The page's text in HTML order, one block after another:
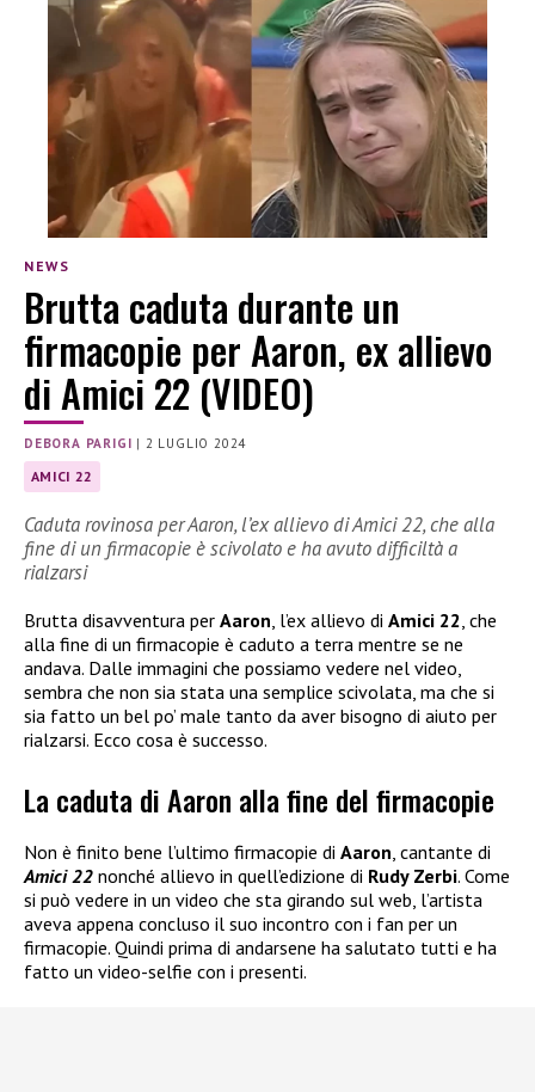
NEWS
Brutta caduta durante un
firmacopie per Aaron, ex allievo
di Amici 22 (VIDEO)
DEBORA PARIGI | 2 LUGLIO 2024
AMICI 22
Caduta rovinosa per Aaron, l’ex allievo di Amici 22, che alla
fine di un firmacopie è scivolato e ha avuto difficiltà a
rialzarsi
Brutta disavventura per Aaron, l’ex allievo di Amici 22, che
alla fine di un firmacopie è caduto a terra mentre se ne
andava. Dalle immagini che possiamo vedere nel video,
sembra che non sia stata una semplice scivolata, ma che si
sia fatto un bel po’ male tanto da aver bisogno di aiuto per
rialzarsi. Ecco cosa è successo.
La caduta di Aaron alla fine del firmacopie
Non è finito bene l’ultimo firmacopie di Aaron, cantante di
Amici 22 nonché allievo in quell’edizione di Rudy Zerbi. Come
si può vedere in un video che sta girando sul web, l’artista
aveva appena concluso il suo incontro con i fan per un
firmacopie. Quindi prima di andarsene ha salutato tutti e ha
fatto un video-selfie con i presenti.